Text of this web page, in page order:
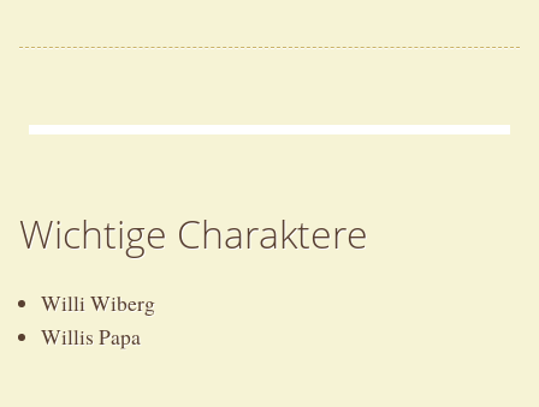
Wichtige Charaktere
Willi Wiberg
Willis Papa